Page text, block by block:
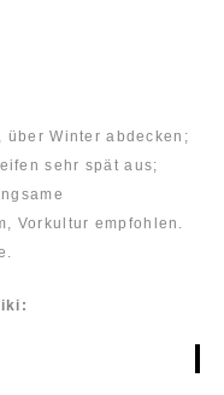
Winter abdecken;
sehr spät aus;
Vorkultur empfohlen.